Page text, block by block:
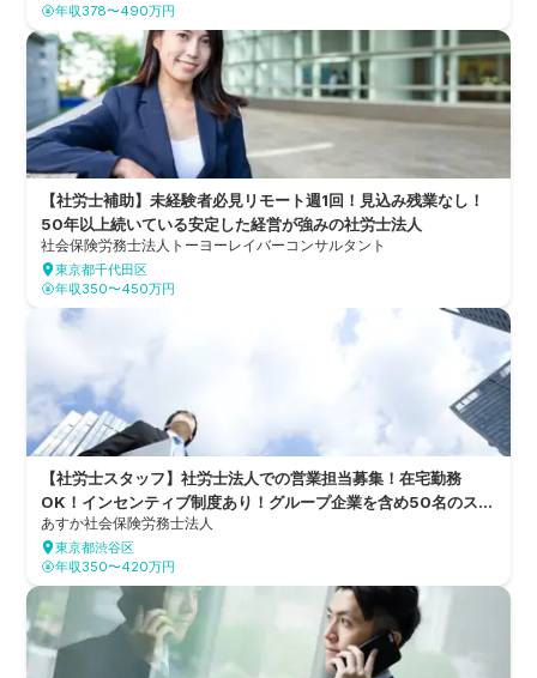
年収378〜490万円
【社労士補助】未経験者必見リモート週1回！見込み残業なし！
50年以上続いている安定した経営が強みの社労士法人
社会保険労務士法人トーヨーレイバーコンサルタント
東京都千代田区
年収350〜450万円
【社労士スタッフ】社労士法人での営業担当募集！在宅勤務
OK！インセンティブ制度あり！グループ企業を含め50名のスタ
ッフで質の高いサービスを提供する、創業28年の歴史を持つ社
会保険労務士法人
あすか社会保険労務士法人
東京都渋谷区
年収350〜420万円